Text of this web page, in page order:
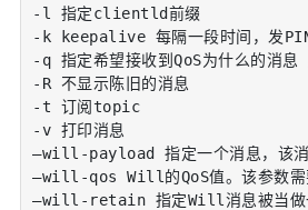
-l 指定clientld前缀
-k keepalive 每隔一段时间，发
-q 指定希望接收到QoS为什么的消息
-R 不显示陈旧的消息
-t 订阅topic
-v 打印消息
–will-payload 指定一个消息，该
–will-qos Will的QoS值。该参数
–will-retain 指定Will消息被当做一